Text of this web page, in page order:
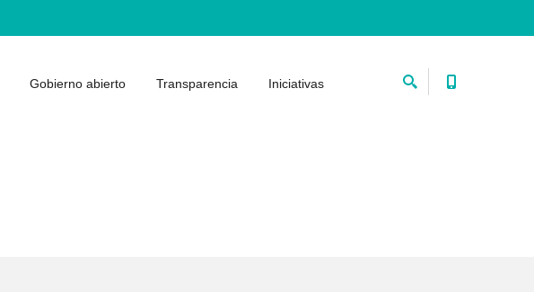
Gobierno abierto Transparencia Iniciativas